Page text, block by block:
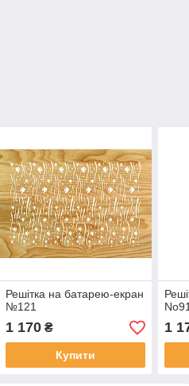
Решітка на батарею-екран
№121
1 170₴
Купити
1